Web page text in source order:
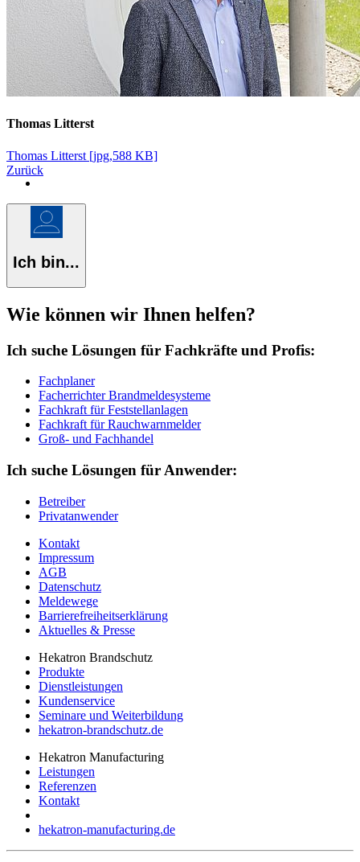
Thomas Litterst
Thomas Litterst [jpg,588 KB]
Zurück
Ich bin...
Wie können wir Ihnen helfen?
Ich suche Lösungen für Fachkräfte und Profis:
Fachplaner
Facherrichter Brandmeldesysteme
Fachkraft für Feststellanlagen
Fachkraft für Rauchwarnmelder
Groß- und Fachhandel
Ich suche Lösungen für Anwender:
Betreiber
Privatanwender
Kontakt
Impressum
AGB
Datenschutz
Meldewege
Barrierefreiheitserklärung
Aktuelles & Presse
Hekatron Brandschutz
Produkte
Dienstleistungen
Kundenservice
Seminare und Weiterbildung
hekatron-brandschutz.de
Hekatron Manufacturing
Leistungen
Referenzen
Kontakt
hekatron-manufacturing.de